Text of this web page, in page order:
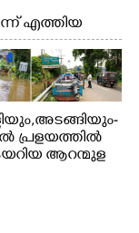
എത്തിയ
പ്രളയത്തിൽ
ആറന്മുള